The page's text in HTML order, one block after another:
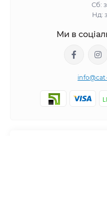
Сб:
Нд:
Ми в